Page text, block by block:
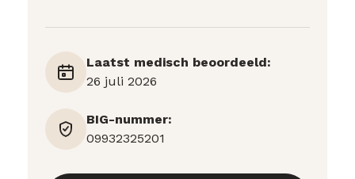
Laatst medisch beoordeeld:
26 juli 2026
BIG-nummer:
09932325201